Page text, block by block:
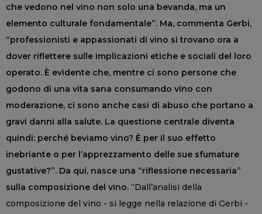
che vedono nel vino non solo una bevanda, ma un
elemento culturale fondamentale”. Ma, commenta Gerbi,
“professionisti e appassionati di vino si trovano ora a
dover riflettere sulle implicazioni etiche e sociali del loro
operato. È evidente che, mentre ci sono persone che
godono di una vita sana consumando vino con
moderazione, ci sono anche casi di abuso che portano a
gravi danni alla salute. La questione centrale diventa
quindi: perché beviamo vino? È per il suo effetto
inebriante o per l’apprezzamento delle sue sfumature
gustative?”. Da qui, nasce una “riflessione necessaria”
sulla composizione del vino. “Dall’analisi della
composizione del vino - si legge nella relazione di Gerbi -